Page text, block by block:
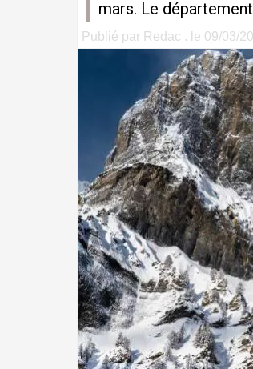
mars. Le
Publié par Redac . le 09/03/